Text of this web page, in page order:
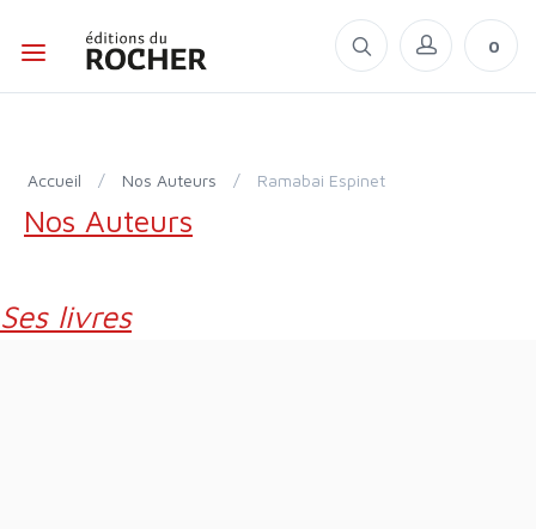
0
Accueil / Nos Auteurs / Ramabai Espinet
Nos Auteurs
Ses livres